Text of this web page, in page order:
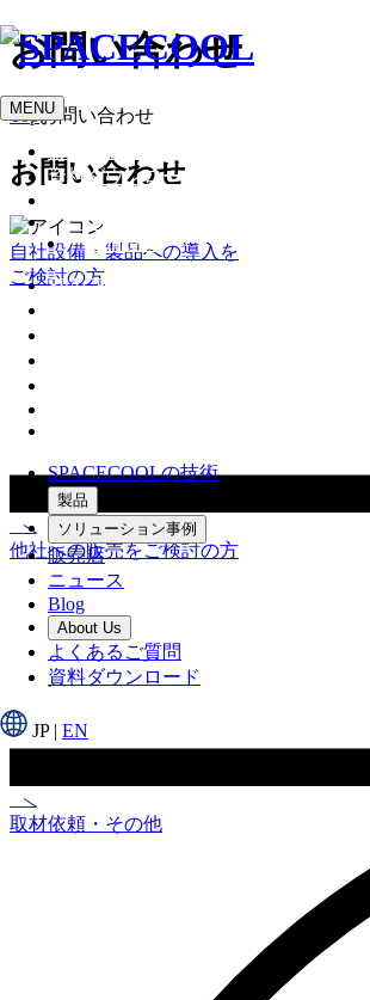
MENU
資料ダウンロード
YouTube
LinkedIn
SPACECOOLの技術
SPACECOOLの技術
製品
ソリューション事例
販売店
ニュース
Blog
About Us
よくあるご質問
資料ダウンロード
JP | EN
お問い合わせ
Topお問い合わせ
お問い合わせ
自社設備・製品への導入を
ご検討の方
他社への販売をご検討の方
取材依頼・その他